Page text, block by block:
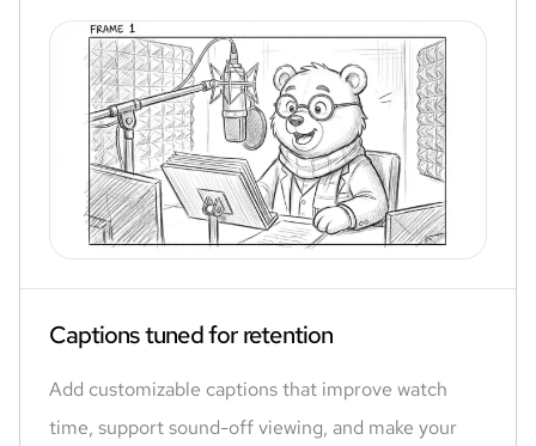
Captions tuned for retention
Add customizable captions that improve watch
time, support sound-off viewing, and make your